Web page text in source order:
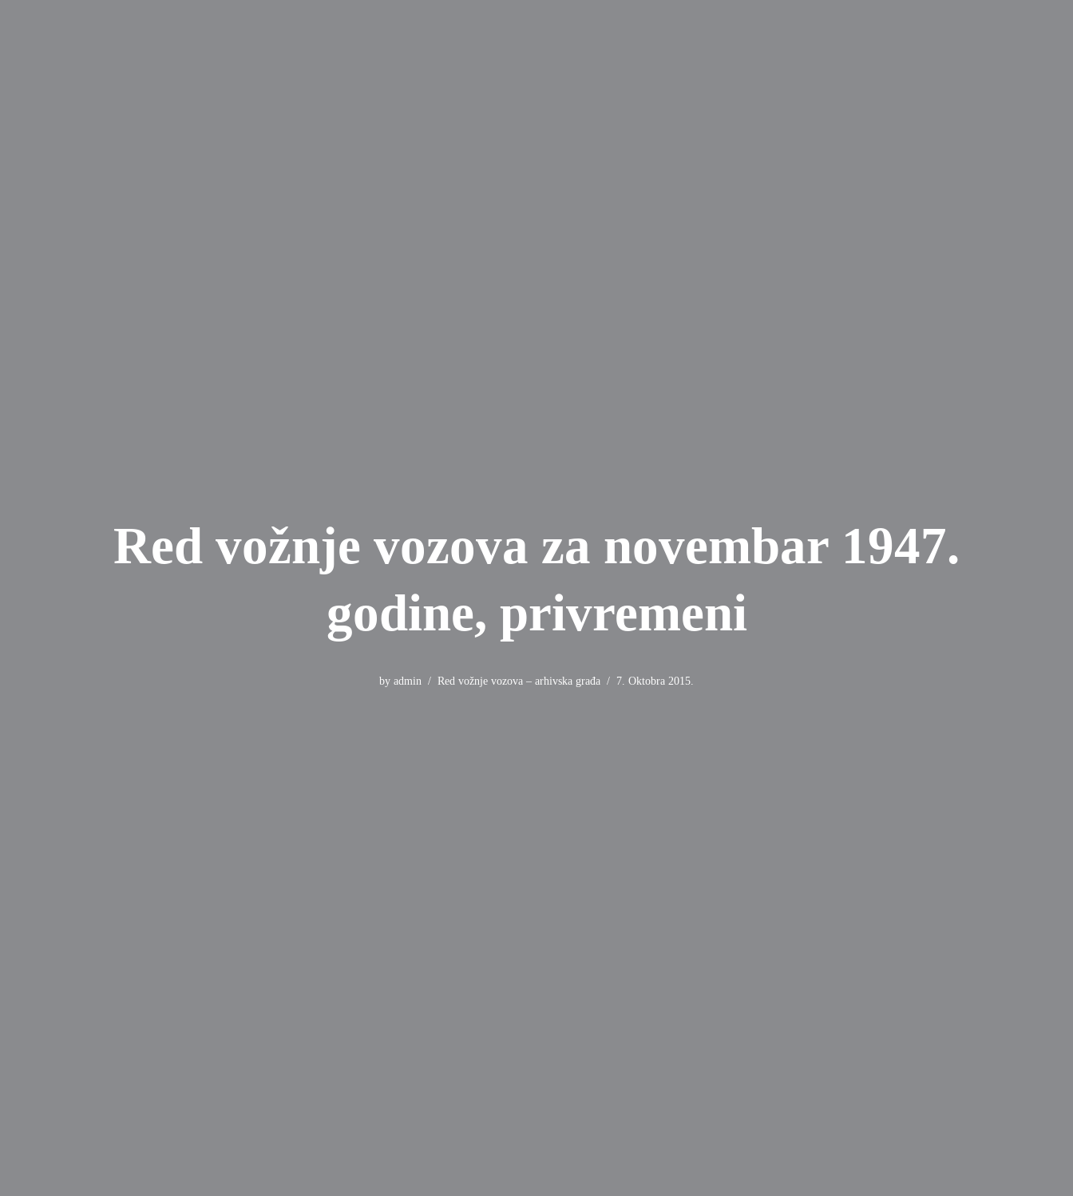
Red vožnje vozova za novembar 1947.
godine, privremeni
by admin Red vožnje vozova – arhivska građa 7. Oktobra 2015.